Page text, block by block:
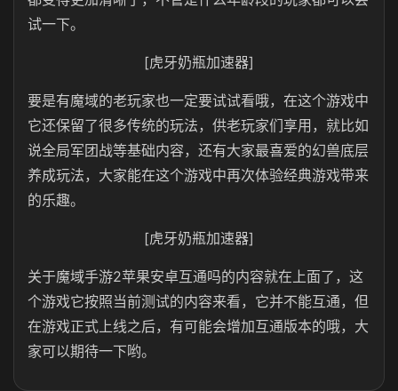
试一下。
[虎牙奶瓶加速器]
要是有魔域的老玩家也一定要试试看哦，在这个游戏中
它还保留了很多传统的玩法，供老玩家们享用，就比如
说全局军团战等基础内容，还有大家最喜爱的幻兽底层
养成玩法，大家能在这个游戏中再次体验经典游戏带来
的乐趣。
[虎牙奶瓶加速器]
关于魔域手游2苹果安卓互通吗的内容就在上面了，这
个游戏它按照当前测试的内容来看，它并不能互通，但
在游戏正式上线之后，有可能会增加互通版本的哦，大
家可以期待一下哟。